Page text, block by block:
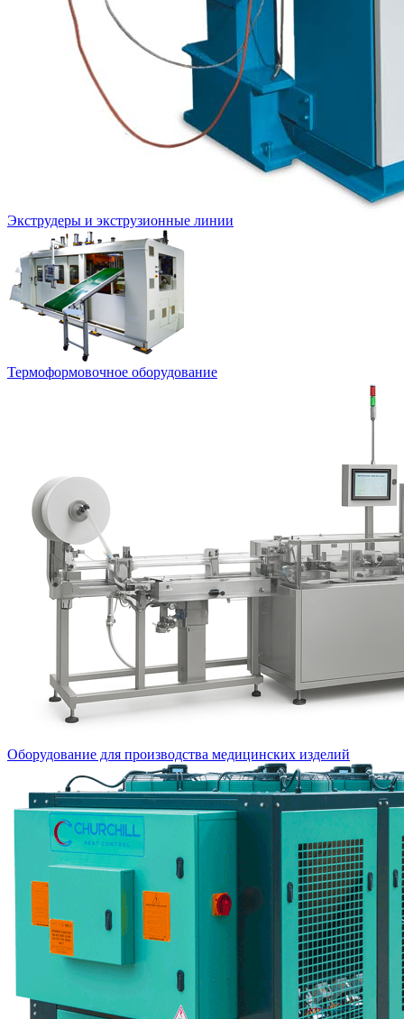
Экструдеры и экструзионные линии
Термоформовочное оборудование
Оборудование для производства медицинских изделий